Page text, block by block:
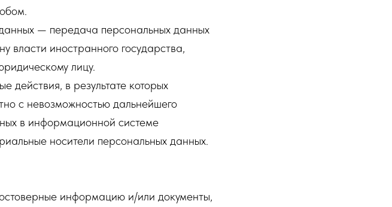
— передача персональных данных
власти иностранного государства,
лицу.
действия, в результате которых
с невозможностью дальнейшего
в информационной системе
носители персональных данных.
информацию и/или документы,